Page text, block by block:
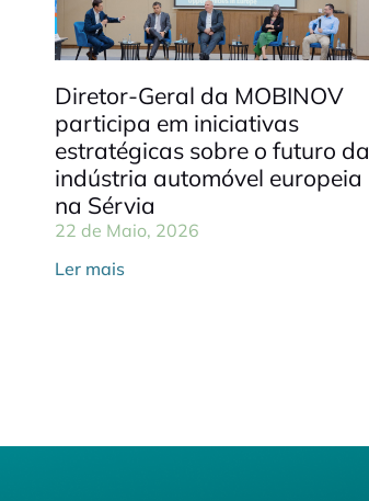
Diretor-Geral da MOBINOV
participa em iniciativas
estratégicas sobre o futuro da
indústria automóvel europeia
na Sérvia
22 de Maio, 2026
Ler mais